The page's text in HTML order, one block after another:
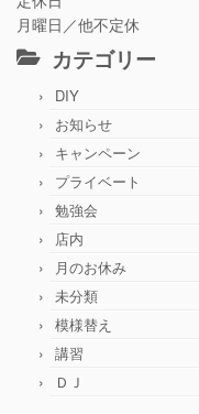
月曜日／他不定休
カテゴリー
DIY
お知らせ
キャンペーン
プライベート
勉強会
店内
月のお休み
未分類
模様替え
講習
ＤＪ